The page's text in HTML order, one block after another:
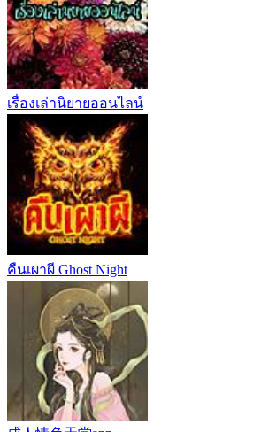
เรื่องเล่านิยายออนไลน์
คืนเผาผี Ghost Night